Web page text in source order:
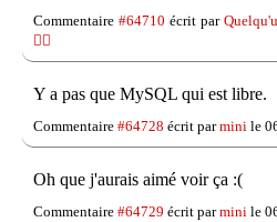
Commentaire#64710 écrit par
👎🏽
Y a pas que MySQL qui est libre.
Commentaire #64728 écrit parmini le
Oh que j'aurais aimé voir ça :(
Commentaire #64729 écrit parmini le